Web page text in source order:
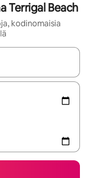
Terrigal Beach
kodinomaisia
ylös- ja alas-